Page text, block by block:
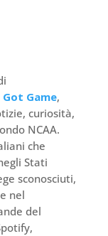
Got Game,
curiosità,
NCAA.
che
Stati
sconosciuti,
nel
del